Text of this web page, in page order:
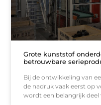
Grote kunststof
betrouwbare
Bij de ontwikkeling van
de nadruk vaak eerst op
wordt een belangrijk deel